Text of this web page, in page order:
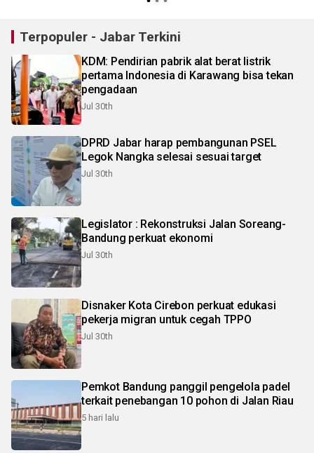
Terpopuler - Jabar Terkini
KDM: Pendirian pabrik alat berat listrik
pertama Indonesia di Karawang bisa tekan
pengadaan
Jul 30th
DPRD Jabar harap pembangunan PSEL
Legok Nangka selesai sesuai target
Jul 30th
Legislator : Rekonstruksi Jalan Soreang-
Bandung perkuat ekonomi
Jul 30th
Disnaker Kota Cirebon perkuat edukasi
pekerja migran untuk cegah TPPO
Jul 30th
Pemkot Bandung panggil pengelola padel
terkait penebangan 10 pohon di Jalan Riau
5 hari lalu